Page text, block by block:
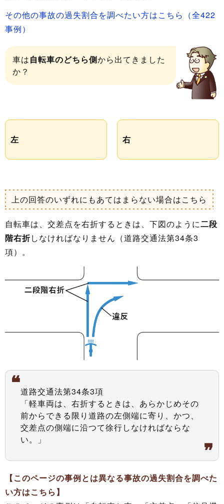
その他の事故の過失割合を調べたい方はこちら（全422
事例）
車は自転車のどちら側から出てきました
か？
左 右
上の回答のいずれにもあてはまらない場合はこちら
自転車は、交差点を右折するときは、下図のように二段
階右折しなければなりません（道路交通法第34条3
項）。
道路交通法第34条3項
「軽車両は、右折するときは、あらかじめその
前からできる限り道路の左側端に寄り、かつ、
交差点の側端に沿つて徐行しなければならな
い。」
【このページの事例とは異なる事故の過失割合を調べた
い方はこちら】